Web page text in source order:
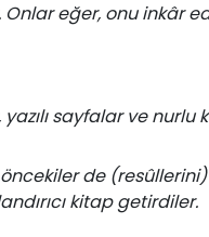
eğer, onu inkâr
sayfalar ve
de (resûllerini)
kitap getirdiler.